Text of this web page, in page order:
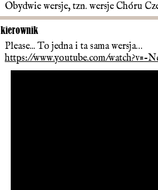
Obydwie wersje, tzn. wersje Chóru
kierownik
Please... To jedna i ta sama wersja…
https://www.youtube.com/watch?v=-